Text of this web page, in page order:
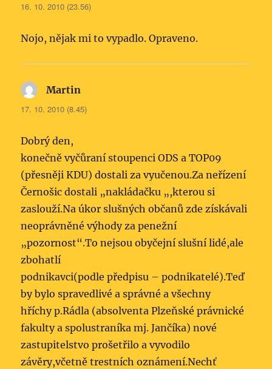
16. 10. 2010 (23.56)
Nojo, nějak mi to vypadlo. Opraveno.
Martin
17. 10. 2010 (8.45)
Dobrý den,
konečně vyčůraní stoupenci ODS a TOP09
(přesněji KDU) dostali za vyučenou.Za neřízení
Černošic dostali „nakládačku „,kterou si
zaslouží.Na úkor slušných občanů zde získávali
neoprávněné výhody za penežní
„pozornost“.To nejsou obyčejní slušní lidé,ale
zbohatlí
podnikavci(podle předpisu – podnikatelé).Teď
by bylo spravedlivé a správné a všechny
hříchy p.Rádla (absolventa Plzeňské právnické
fakulty a spolustraníka mj. Jančíka) nové
zastupitelstvo prošetřilo a vyvodilo
závěry,včetně trestních oznámení.Nechť